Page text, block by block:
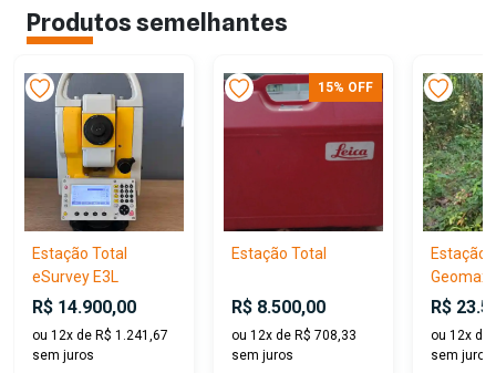
Produtos semelhantes
Estação Total
eSurvey E3L
R$ 14.900,00
ou 12x de R$ 1.241,67
sem juros
15% OFF
Estação Total
R$ 8.500,00
ou 12x de R$ 708,33
sem juros
Estação
Geomax
R$
ou 12x de
sem juros